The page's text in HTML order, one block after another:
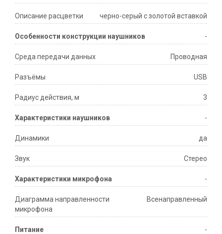
Описание расцветки черно-серый с золотой вставкой
Особенности конструкции наушников -
Среда передачи данных Проводная
Разъёмы USB
Радиус действия, м 3
Характеристики наушников -
Динамики да
Звук Стерео
Характеристики микрофона -
Диаграмма направленности
микрофона
Всенаправленный
Питание -